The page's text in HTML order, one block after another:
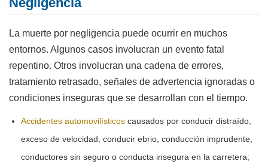
La muerte por negligencia puede ocurrir en muchos
entornos. Algunos casos involucran un evento fatal
repentino. Otros involucran una cadena de errores,
tratamiento retrasado, señales de advertencia ignoradas o
condiciones inseguras que se desarrollan con el tiempo.
Accidentes automovilísticos causados por conducir distraído,
exceso de velocidad, conducir ebrio, conducción imprudente,
conductores sin seguro o conducta insegura en la carretera;